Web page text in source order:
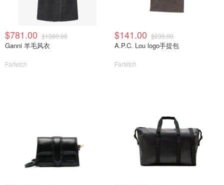
$781.00 $1380.00
Ganni 羊毛风衣
Farfetch
$141.00 $235.00
A.P.C. Lou logo手提包
Farfetch